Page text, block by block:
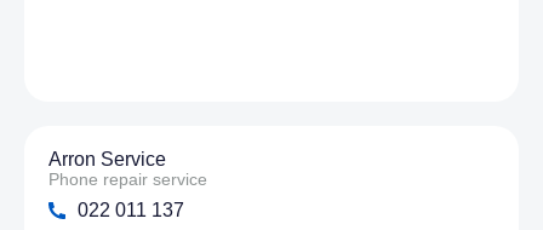
Arron Service
Phone repair service
022 011 137